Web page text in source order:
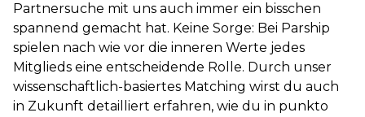
Partnersuche mit uns auch immer ein bisschen
spannend gemacht hat. Keine Sorge: Bei Parship
spielen nach wie vor die inneren Werte jedes
Mitglieds eine entscheidende Rolle. Durch unser
wissenschaftlich-basiertes Matching wirst du auch
in Zukunft detailliert erfahren, wie du in punkto